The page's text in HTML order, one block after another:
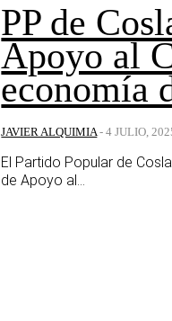
PP de
Apoyo al
economía
JAVIER ALQUIMIA - 4 JULIO,
El Partido Popular de
de Apoyo al...